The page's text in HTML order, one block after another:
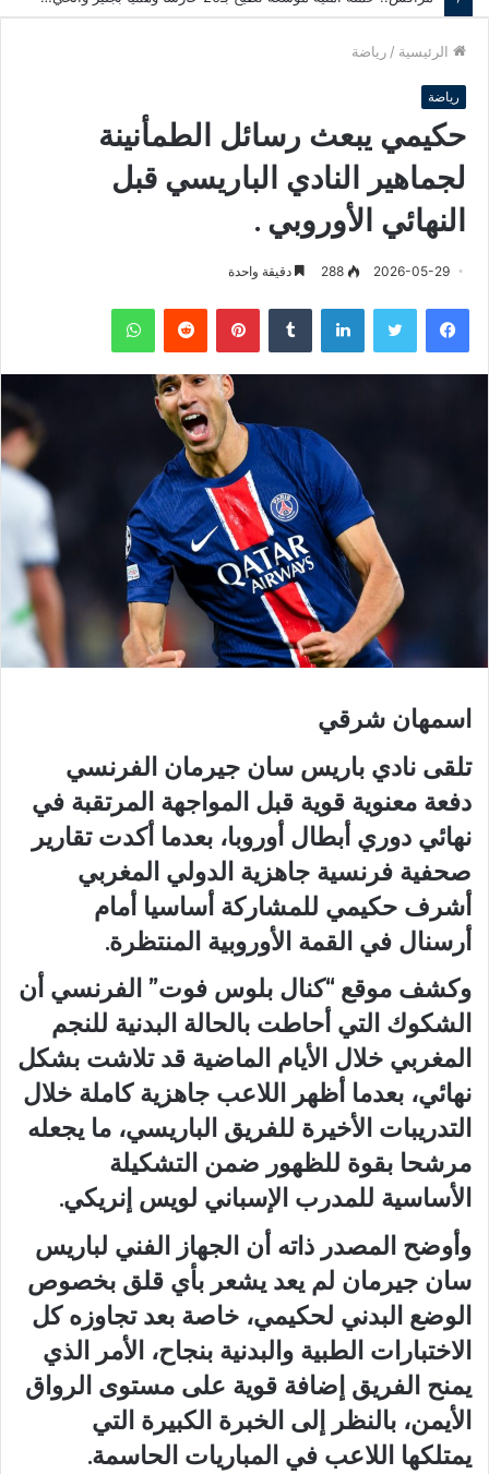
الرئيسية / رياضة
رياضة
حكيمي يبعث رسائل الطمأنينة
لجماهير النادي الباريسي قبل
النهائي الأوروبي .
2026-05-29
288 دقيقة واحدة
فيسبوك لينكدإن بينتيريست
اسمهان شرقي
تلقى نادي باريس سان جيرمان الفرنسي
دفعة معنوية قوية قبل المواجهة المرتقبة في
نهائي دوري أبطال أوروبا، بعدما أكدت تقارير
صحفية فرنسية جاهزية الدولي المغربي
أشرف حكيمي للمشاركة أساسيا أمام
أرسنال في القمة الأوروبية المنتظرة.
وكشف موقع “كنال بلوس فوت” الفرنسي أن
الشكوك التي أحاطت بالحالة البدنية للنجم
المغربي خلال الأيام الماضية قد تلاشت بشكل
نهائي، بعدما أظهر اللاعب جاهزية كاملة خلال
التدريبات الأخيرة للفريق الباريسي، ما يجعله
مرشحا بقوة للظهور ضمن التشكيلة
الأساسية للمدرب الإسباني لويس إنريكي.
وأوضح المصدر ذاته أن الجهاز الفني لباريس
سان جيرمان لم يعد يشعر بأي قلق بخصوص
الوضع البدني لحكيمي، خاصة بعد تجاوزه كل
الاختبارات الطبية والبدنية بنجاح، الأمر الذي
يمنح الفريق إضافة قوية على مستوى الرواق
الأيمن، بالنظر إلى الخبرة الكبيرة التي
يمتلكها اللاعب في المباريات الحاسمة.